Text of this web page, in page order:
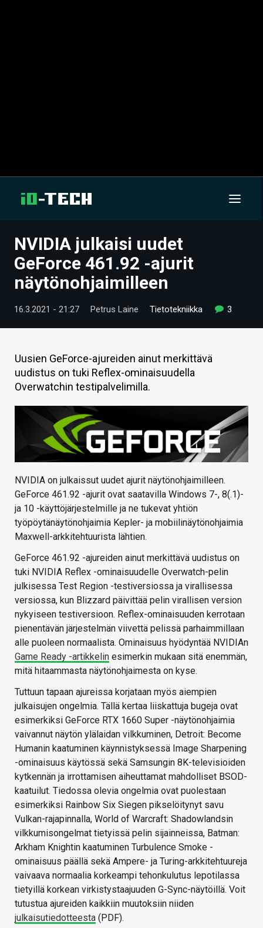
UUTISET
ARTIKKELIT
VIDEOT
TECHBBS
TIETOA
HINTA.FI
VAIHDA TEEMA
HAKU
NVIDIA julkaisi uudet
GeForce 461.92 -ajurit
näytönohjaimilleen
16.3.2021 - 21:27 Petrus Laine Tietotekniikka 3
Uusien GeForce-ajureiden ainut merkittävä
uudistus on tuki Reflex-ominaisuudella
Overwatchin testipalvelimilla.
NVIDIA on julkaissut uudet ajurit näytönohjaimilleen.
GeForce 461.92 -ajurit ovat saatavilla Windows 7-, 8(.1)-
ja 10 -käyttöjärjestelmille ja ne tukevat yhtiön
työpöytänäytönohjaimia Kepler- ja mobiilinäytönohjaimia
Maxwell-arkkitehtuurista lähtien.
GeForce 461.92 -ajureiden ainut merkittävä uudistus on
tuki NVIDIA Reflex -ominaisuudelle Overwatch-pelin
julkisessa Test Region -testiversiossa ja virallisessa
versiossa, kun Blizzard päivittää pelin virallisen version
nykyiseen testiversioon. Reflex-ominaisuuden kerrotaan
pienentävän järjestelmän viivettä pelissä parhaimmillaan
alle puoleen normaalista. Ominaisuus hyödyntää NVIDIAn
Game Ready -artikkelin esimerkin mukaan sitä enemmän,
mitä hitaammasta näytönohjaimesta on kyse.
Tuttuun tapaan ajureissa korjataan myös aiempien
julkaisujen ongelmia. Tällä kertaa liiskattuja bugeja ovat
esimerkiksi GeForce RTX 1660 Super -näytönohjaimia
vaivannut näytön ylälaidan vilkkuminen, Detroit: Become
Humanin kaatuminen käynnistyksessä Image Sharpening
-ominaisuus käytössä sekä Samsungin 8K-televisioiden
kytkennän ja irrottamisen aiheuttamat mahdolliset BSOD-
kaatuilut. Tiedossa olevia ongelmia ovat puolestaan
esimerkiksi Rainbow Six Siegen pikselöitynyt savu
Vulkan-rajapinnalla, World of Warcraft: Shadowlandsin
vilkkumisongelmat tietyissä pelin sijainneissa, Batman:
Arkham Knightin kaatuminen Turbulence Smoke -
ominaisuus päällä sekä Ampere- ja Turing-arkkitehtuureja
vaivaava normaalia korkeampi tehonkulutus lepotilassa
tietyillä korkean virkistystaajuuden G-Sync-näytöillä. Voit
tutustua ajureiden kaikkiin muutoksiin niiden
julkaisutiedotteesta (PDF).